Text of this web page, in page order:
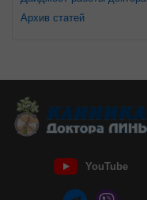
Архив статей
YouTube